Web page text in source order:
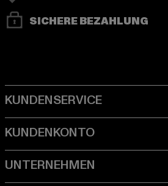
SICHERE BEZAHLUNG